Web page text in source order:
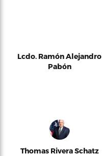
Lcdo. Ramón Alejandro
Pabón
Thomas Rivera Schatz